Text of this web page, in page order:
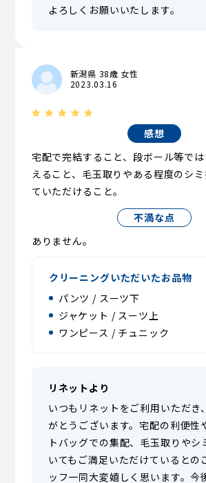
よろしくお願いいたします。
新潟県 38歳 女性
2023.03.16
感想
宅配で完結すること、段ボール等で
えること、毛玉取りやある程度のシ
ていただけること。
不満な点
ありません。
クリーニングいただいたお品物
パンツ / スーツ下
ジャケット / スーツ上
ワンピース / チュニック
リネットより
いつもリネットをご利用いただき
がとうございます。宅配の利便性
トバッグでの集配、毛玉取りやシ
いてもご満足いただけているとの
ッフ一同大変嬉しく思います。今